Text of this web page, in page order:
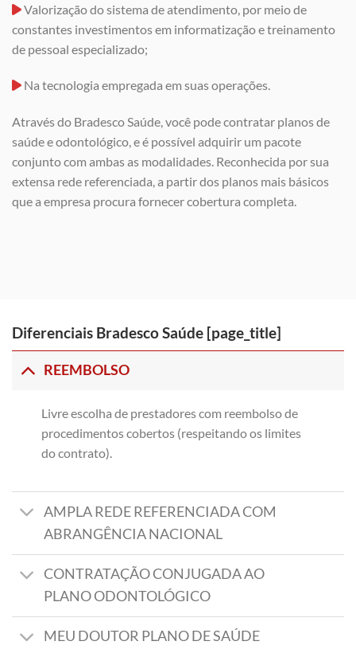
Valorização do sistema de atendimento, por meio de
constantes investimentos em informatização e treinamento
de pessoal especializado;
Na tecnologia empregada em suas operações.
Através do Bradesco Saúde, você pode contratar planos de
saúde e odontológico, e é possível adquirir um pacote
conjunto com ambas as modalidades. Reconhecida por sua
extensa rede referenciada, a partir dos planos mais básicos
que a empresa procura fornecer cobertura completa.
Diferenciais Bradesco Saúde [page_title]
REEMBOLSO
Livre escolha de prestadores com reembolso de
procedimentos cobertos (respeitando os limites
do contrato).
AMPLA REDE REFERENCIADA COM
ABRANGÊNCIA NACIONAL
CONTRATAÇÃO CONJUGADA AO
PLANO ODONTOLÓGICO
MEU DOUTOR PLANO DE SAÚDE